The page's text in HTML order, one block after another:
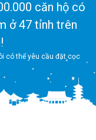
căn hộ có
ở 47 tỉnh trên
có thể yêu cầu đặt cọc